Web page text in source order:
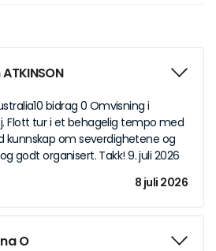
bidrag 0 Omvisning i
Flott tur i et behagelig tempo med
kunnskap om severdighetene og
godt organisert. Takk! 9. juli 2026
8 juli 2026
O